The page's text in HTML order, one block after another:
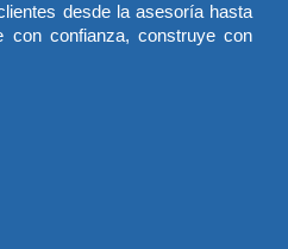
desde la asesoría hasta
con confianza, construye con